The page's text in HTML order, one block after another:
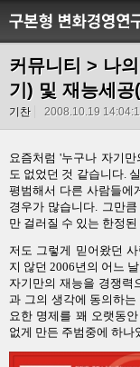
커뮤니티 > 나
기) 및 재능세
기찬
2008.10.19
요즘처럼 '누구나 자기
도 없었던 것 같습니다.
평범해서 다른 사람들에
경우가 많습니다. 그만
만 걸러질 수 있는 한정
저도 그렇게 믿어왔던
지 않던 2006년 의 어느
자기만의 재능을 경쟁력
과 그의 생각에 동의하
요한 명제를 꽤 오랫동
없게 만든 주범중에 하나